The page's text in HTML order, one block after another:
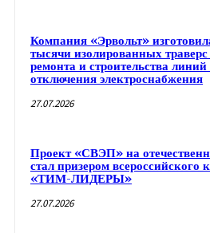
Компания «Эрвольт»
тысячи изолированных траверс
ремонта и строительства линий
отключения электроснабжения
27.07.2026
Проект «СВЭП» на
стал призером всероссийского
«ТИМ-ЛИДЕРЫ»
27.07.2026